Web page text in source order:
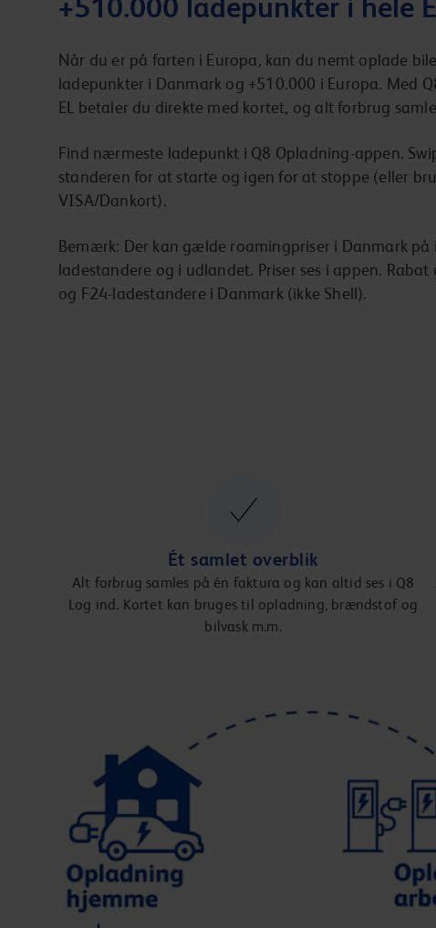
+510.000 ladepunkter i hele
Når du er på farten i Europa, kan du nemt oplade
ladepunkter i Danmark og +510.000 i Europa. Med
EL betaler du direkte med kortet, og alt forbrug
Find nærmeste ladepunkt i Q8 Opladning-appen.
standeren for at starte og igen for at stoppe (eller
VISA/Dankort).
Bemærk: Der kan gælde roamingpriser i Danmark på
ladestandere og i udlandet. Priser ses i appen.
og F24-ladestandere i Danmark (ikke Shell).
Ét samlet overblik
Alt forbrug samles på én faktura og kan altid ses i Q8
Log ind. Kortet kan bruges til opladning, brændstof og
bilvask m.m.